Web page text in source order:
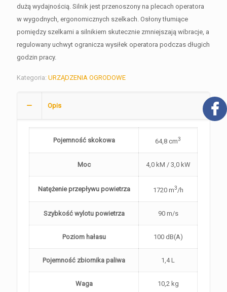
dużą wydajnością. Silnik jest przenoszony na plecach operatora
w wygodnych, ergonomicznych szelkach. Osłony tłumiące
pomiędzy szelkami a silnikiem skutecznie zmniejszają wibracje, a
regulowany uchwyt ogranicza wysiłek operatora podczas długich
godzin pracy.
Kategoria: URZĄDZENIA OGRODOWE
Opis
Pojemność skokowa 64,8 cm3
Moc 4,0 kM / 3,0 kW
Natężenie przepływu powietrza 1720 m3/h
Szybkość wylotu powietrza 90 m/s
Poziom hałasu 100 dB(A)
Pojemność zbiornika paliwa 1,4 L
Waga 10,2 kg